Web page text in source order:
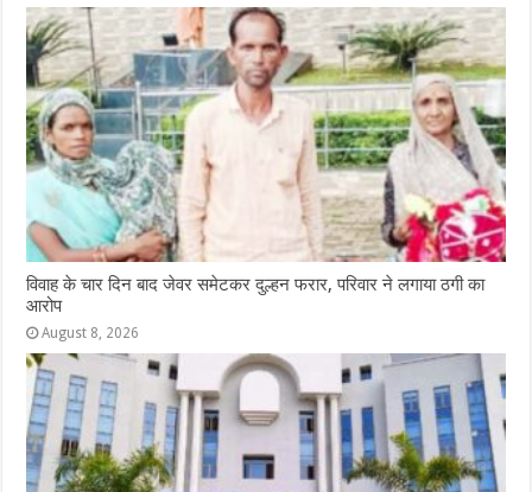
विवाह के चार दिन बाद जेवर समेटकर दुल्हन फरार, परिवार ने लगाया ठगी का
आरोप
August 8, 2026